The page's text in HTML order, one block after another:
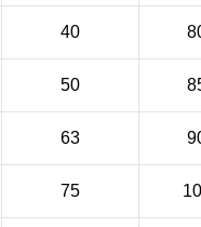
40
50
63
75